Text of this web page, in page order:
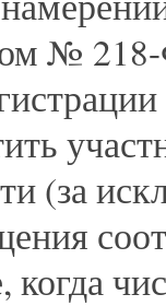
№
(за
когда